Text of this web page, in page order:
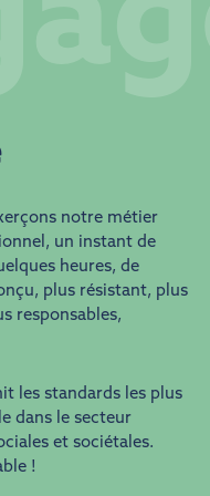
notre métier
un instant de
heures, de
plus résistant, plus
responsables,
les standards les plus
dans le secteur
et sociétales.
!